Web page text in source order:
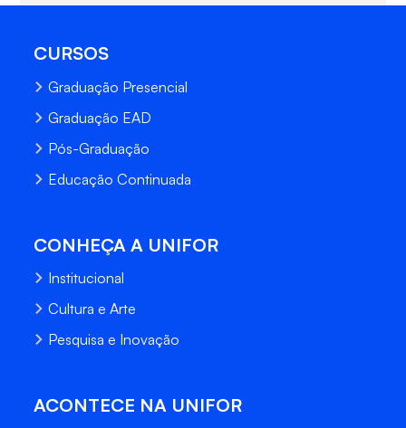
CURSOS
Graduação Presencial
Graduação EAD
Pós-Graduação
Educação Continuada
CONHEÇA A UNIFOR
Institucional
Cultura e Arte
Pesquisa e Inovação
ACONTECE NA UNIFOR